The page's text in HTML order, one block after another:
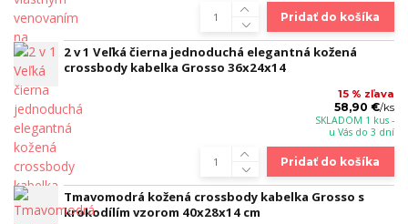
Pridať do košíka
2 v 1 Veľká čierna jednoduchá elegantná kožená
crossbody kabelka Grosso 36x24x14
15 % zľava
58,90 €/ks
SKLADOM 1 kus -
u Vás do 3 dní
Pridať do košíka
Tmavomodrá kožená crossbody kabelka Grosso s
krokodílím vzorom 40x28x14 cm